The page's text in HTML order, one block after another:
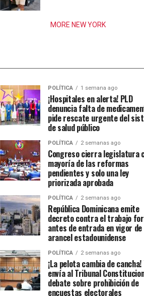
MORE NEW YORK
POLÍTICA 1 semana ago
¡Hospitales en alerta! PLD
denuncia falta de
pide rescate urgente del
de salud público
POLÍTICA 2 semanas ago
Congreso cierra legislatura
mayoría de las reformas
pendientes y solo una ley
priorizada aprobada
POLÍTICA 2 semanas ago
República Dominicana emite
decreto contra el trabajo
antes de entrada en vigor de
arancel estadounidense
POLÍTICA 2 semanas ago
¡La pelota cambia de cancha!
envía al Tribunal
debate sobre prohibición de
encuestas electorales